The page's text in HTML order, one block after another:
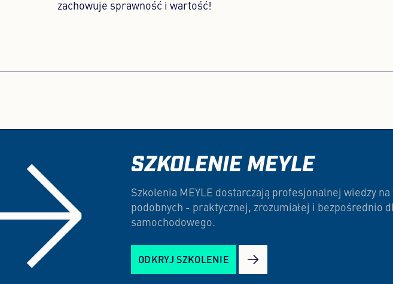
zachowuje sprawność i wartość!
SZKOLENIE MEYLE
Szkolenia MEYLE dostarczają profesjonalnej wiedzy
podobnych - praktycznej, zrozumiałej i bezpośrednio
samochodowego.
ODKRYJ SZKOLENIE